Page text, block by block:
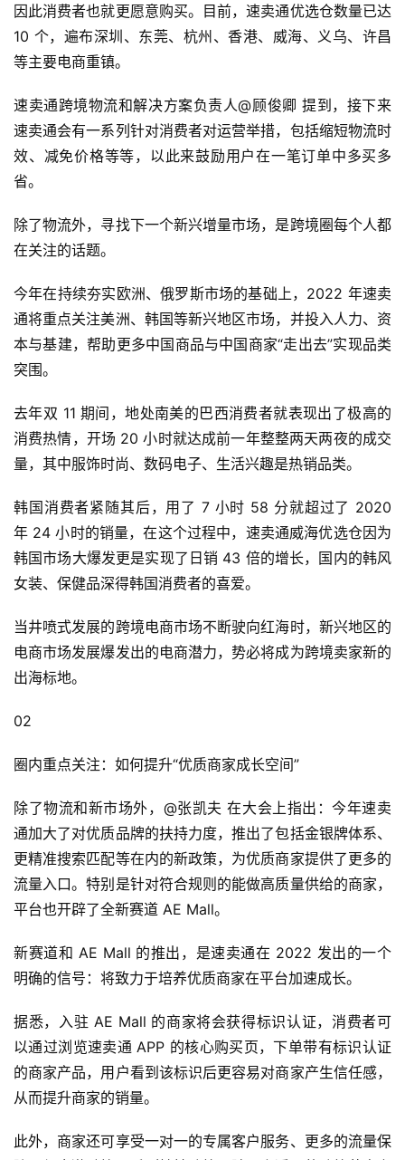
首
页
球
因此消费者也就更愿意购买。目前，速卖通优选仓数量已达
10 个，遍布深圳、东莞、杭州、香港、威海、义乌、许昌
等主要电商重镇。
速卖通跨境物流和解决方案负责人@顾俊卿 提到，接下来
速卖通会有一系列针对消费者对运营举措，包括缩短物流时
效、减免价格等等，以此来鼓励用户在一笔订单中多买多
省。
除了物流外，寻找下一个新兴增量市场，是跨境圈每个人都
在关注的话题。
今年在持续夯实欧洲、俄罗斯市场的基础上，2022 年速卖
通将重点关注美洲、韩国等新兴地区市场，并投入人力、资
本与基建，帮助更多中国商品与中国商家“走出去”实现品类
突围。
去年双 11 期间，地处南美的巴西消费者就表现出了极高的
消费热情，开场 20 小时就达成前一年整整两天两夜的成交
量，其中服饰时尚、数码电子、生活兴趣是热销品类。
韩国消费者紧随其后，用了 7 小时 58 分就超过了 2020
年 24 小时的销量，在这个过程中，速卖通威海优选仓因为
韩国市场大爆发更是实现了日销 43 倍的增长，国内的韩风
女装、保健品深得韩国消费者的喜爱。
当井喷式发展的跨境电商市场不断驶向红海时，新兴地区的
电商市场发展爆发出的电商潜力，势必将成为跨境卖家新的
出海标地。
02
圈内重点关注：如何提升“优质商家成长空间”
除了物流和新市场外，@张凯夫 在大会上指出：今年速卖
通加大了对优质品牌的扶持力度，推出了包括金银牌体系、
更精准搜索匹配等在内的新政策，为优质商家提供了更多的
流量入口。特别是针对符合规则的能做高质量供给的商家，
平台也开辟了全新赛道 AE Mall。
新赛道和 AE Mall 的推出，是速卖通在 2022 发出的一个
明确的信号：将致力于培养优质商家在平台加速成长。
据悉，入驻 AE Mall 的商家将会获得标识认证，消费者可
以通过浏览速卖通 APP 的核心购买页，下单带有标识认证
的商家产品，用户看到该标识后更容易对商家产生信任感，
从而提升商家的销量。
此外，商家还可享受一对一的专属客户服务、更多的流量保